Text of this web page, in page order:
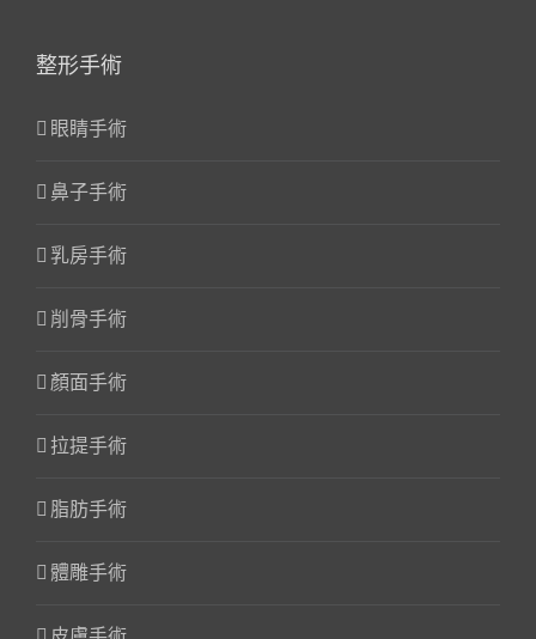
整形手術
眼睛手術
鼻子手術
乳房手術
削骨手術
顏面手術
拉提手術
脂肪手術
體雕手術